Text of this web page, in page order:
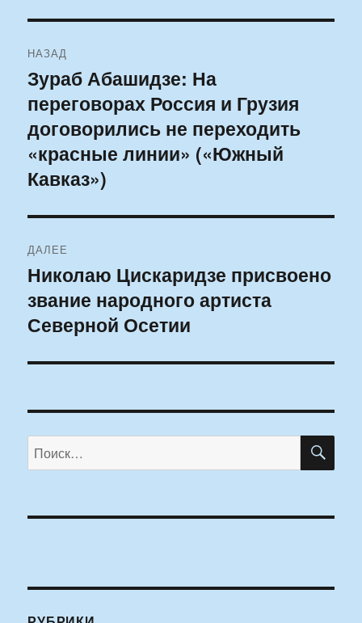
по
записям
НАЗАД
Предыдущая
запись:
Зураб Абашидзе: На
переговорах Россия и Грузия
договорились не переходить
«красные линии» («Южный
Кавказ»)
ДАЛЕЕ
Следующая
запись:
Николаю Цискаридзе присвоено
звание народного артиста
Северной Осетии
Искать: